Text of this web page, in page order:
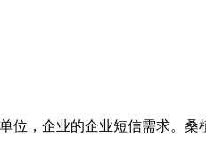
位，企业的企业短信需求。